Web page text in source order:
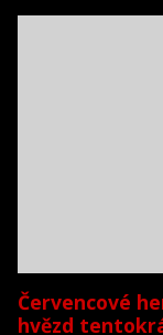
Červencové
hvězd